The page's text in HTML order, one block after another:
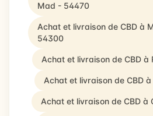
Mad - 54470
Achat et livraison de CBD à
54300
Achat et livraison de CBD à
Achat et livraison de CBD
Achat et livraison de CBD à